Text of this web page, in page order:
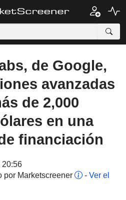
de Google,
avanzadas
de 2,000
en una
financiación
20:56
por Marketscreener
- Ver el